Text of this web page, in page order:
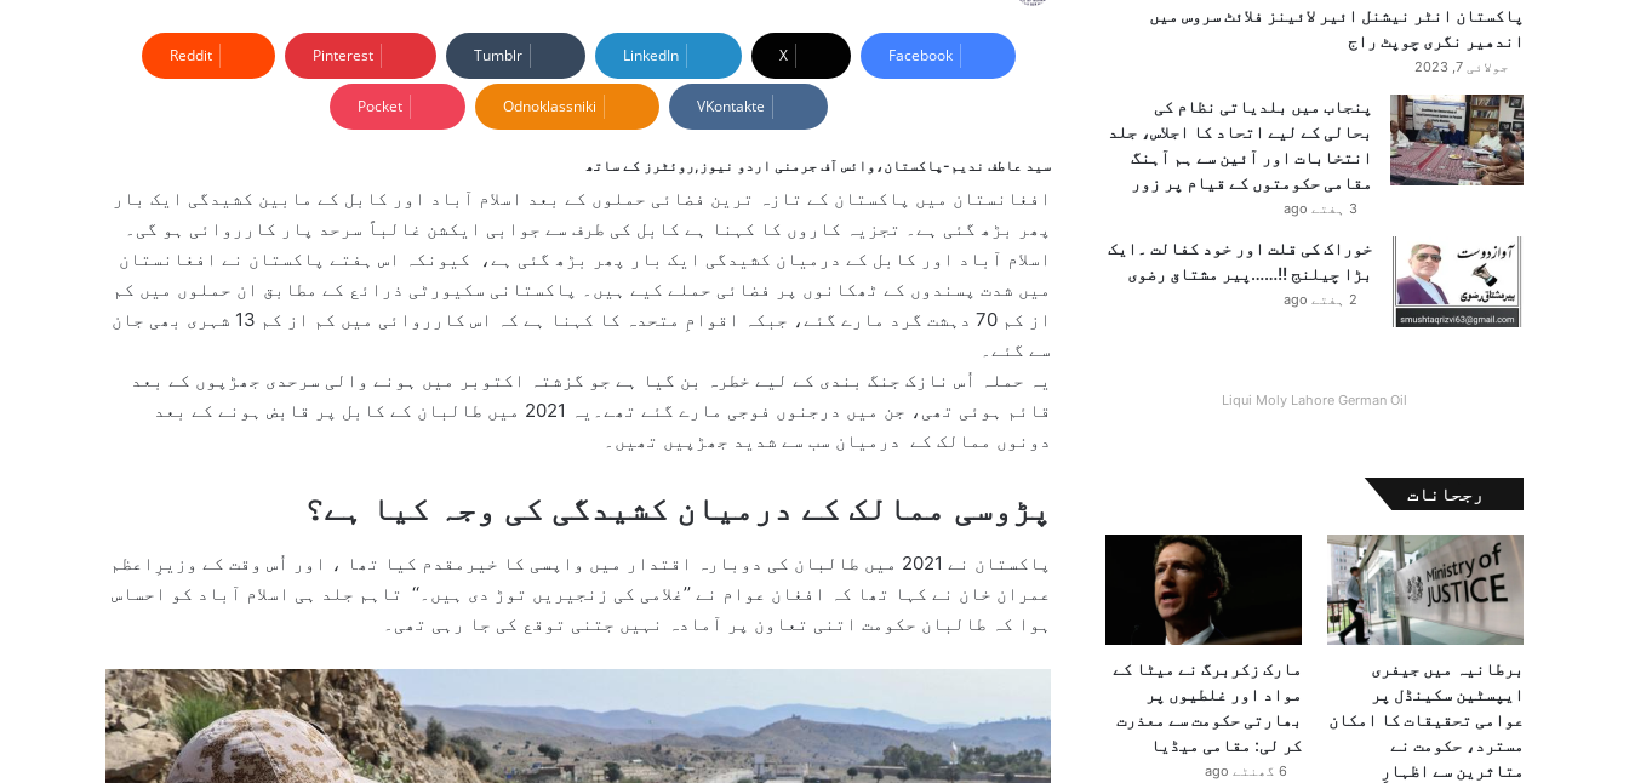
n
d
n
e
m
a
Facebook
X
LinkedIn
Tumblr
Pinterest
Reddit
VKontakte
Odnoklassniki
Pocket
سید عاطف ندیم-پاکستان،وائس آف جرمنی اردو نیوز,روئٹرز کے ساتھ
افغانستان میں پاکستان کے تازہ ترین فضائی حملوں کے بعد اسلام آباد اور کابل کے مابین کشیدگی ایک بار
پھر بڑھ گئی ہے۔ تجزیہ کاروں کا کہنا ہے کابل کی طرف سے جوابی ایکشن غالباً سرحد پار کارروائی ہو گی۔
اسلام آباد اور کابل کے درمیان کشیدگی ایک بار پھر بڑھ گئی ہے، کیونکہ اس ہفتے پاکستان نے افغانستان
میں شدت پسندوں کے ٹھکانوں پر فضائی حملے کیے ہیں۔ پاکستانی سکیورٹی ذرائع کے مطابق ان حملوں میں کم
از کم 70 دہشت گرد مارے گئے، جبکہ اقوامِ متحدہ کا کہنا ہے کہ اس کارروائی میں کم از کم 13 شہری بھی جان
سے گئے۔
یہ حملہ اُس نازک جنگ بندی کے لیے خطرہ بن گیا ہے جو گزشتہ اکتوبر میں ہونے والی سرحدی جھڑپوں کے بعد
قائم ہوئی تھی، جن میں درجنوں فوجی مارے گئے تھے۔یہ 2021 میں طالبان کے کابل پر قابض ہونے کے بعد
دونوں ممالک کے درمیان سب سے شدید جھڑپیں تھیں۔
پڑوسی ممالک کے درمیان کشیدگی کی وجہ کیا ہے؟
پاکستان نے 2021 میں طالبان کی دوبارہ اقتدار میں واپسی کا خیرمقدم کیا تھا ، اور اُس وقت کے وزیرِاعظم
عمران خان نے کہا تھا کہ افغان عوام نے ’’غلامی کی زنجیریں توڑ دی ہیں۔‘‘ تاہم جلد ہی اسلام آباد کو احساس
ہوا کہ طالبان حکومت اتنی تعاون پر آمادہ نہیں جتنی توقع کی جا رہی تھی۔
پاکستان انٹر نیشنل ائیر لائینز فلائٹ سروس میں
اندھیر نگری چوپٹ راج
جولائی 7, 2023
پنجاب میں بلدیاتی نظام کی
بحالی کے لیے اتحاد کا اجلاس، جلد
انتخابات اور آئین سے ہم آہنگ
مقامی حکومتوں کے قیام پر زور
3 ہفتے ago
خوراک کی قلت اور خود کفالت ۔ایک
بڑا چیلنج !!……پیر مشتاق رضوی
2 ہفتے ago
Liqui Moly Lahore German Oil
رجحانات
برطانیہ میں جیفری
ایپسٹین سکینڈل پر
عوامی تحقیقات کا امکان
مسترد، حکومت نے
متاثرین سے اظہارِ
مارک زکربرگ نے میٹا کے
مواد اور غلطیوں پر
بھارتی حکومت سے معذرت
کر لی: مقامی میڈیا
6 گھنٹے ago